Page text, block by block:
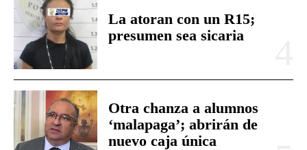
La atoran con un R15;
presumen sea sicaria
Otra chanza a alumnos
‘malapaga’; abrirán de
nuevo caja única